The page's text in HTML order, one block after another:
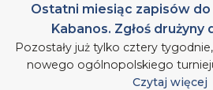
Ostatni miesiąc zapisów
Kabanos. Zgłoś drużyny
Pozostały już tylko cztery
nowego ogólnopolskiego
Czytaj więcej